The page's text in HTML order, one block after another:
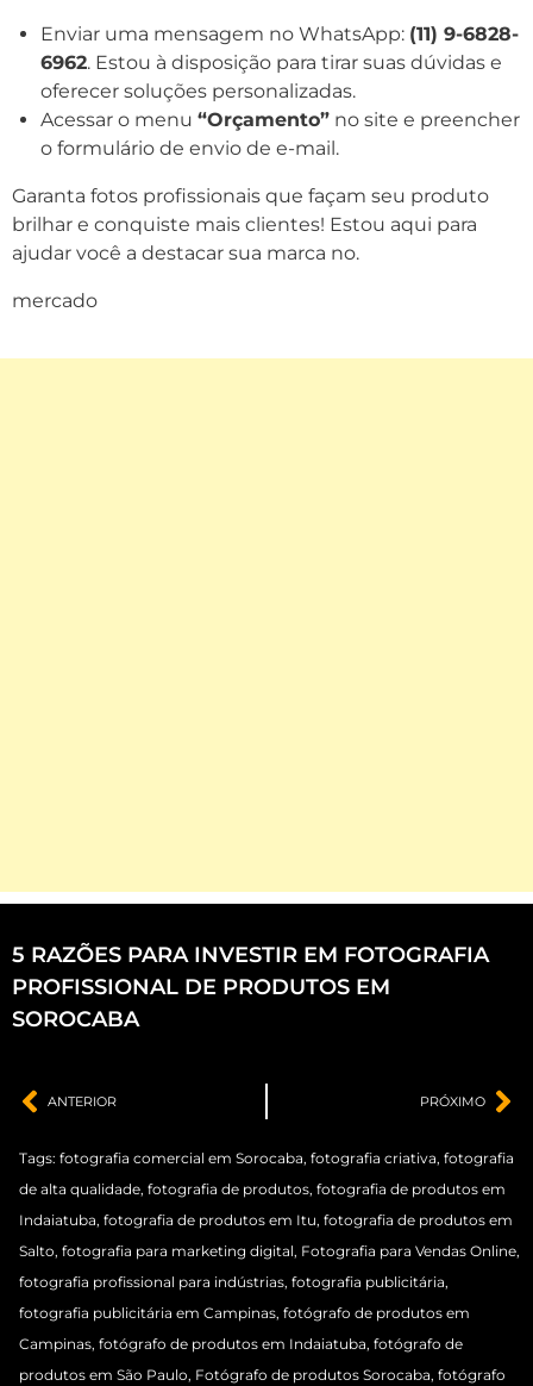
Enviar uma mensagem no WhatsApp: (11) 9-6828-
6962. Estou à disposição para tirar suas dúvidas e
oferecer soluções personalizadas.
Acessar o menu “Orçamento” no site e preencher
o formulário de envio de e-mail.
Garanta fotos profissionais que façam seu produto
brilhar e conquiste mais clientes! Estou aqui para
ajudar você a destacar sua marca no.
mercado
5 RAZÕES PARA INVESTIR EM FOTOGRAFIA
PROFISSIONAL DE PRODUTOS EM
SOROCABA
ANTERIOR PRÓXIMO
Tags: fotografia comercial em Sorocaba,fotografia criativa,fotografia
de alta qualidade,fotografia de produtos,fotografia de produtos em
Indaiatuba,fotografia de produtos em Itu,fotografia de produtos em
Salto,fotografia para marketing digital, Fotografia para Vendas Online,
fotografia profissional para indústrias,fotografia publicitária,
fotografia publicitária em Campinas,fotógrafo de produtos em
Campinas,fotógrafo de produtos em Indaiatuba,fotógrafo de
produtos em São Paulo, Fotógrafo de produtos Sorocaba,fotógrafo